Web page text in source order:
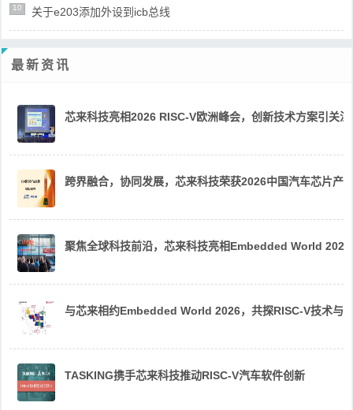
10 关于e203添加外设到icb总线
最新资讯
芯来科技亮相2026 RISC-V欧洲峰会，创新技术方案引关注
跨界融合，协同发展，芯来科技荣获2026中国汽车芯片产
聚焦全球科技前沿，芯来科技亮相Embedded World 2026
与芯来相约Embedded World 2026，共探RISC-V技术与
TASKING携手芯来科技推动RISC-V汽车软件创新